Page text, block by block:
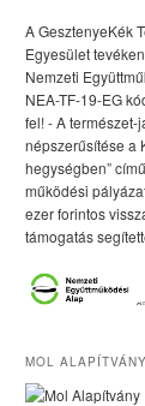
A GesztenyeKék
Egyesület
Nemzeti
NEA-TF-19-EG
fel! - A természet-
népszerűsítése a
hegységben”
működési
ezer forintos
támogatás
MOL ALAPÍTVÁNY